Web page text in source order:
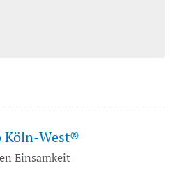
Köln-West®
Einsamkeit